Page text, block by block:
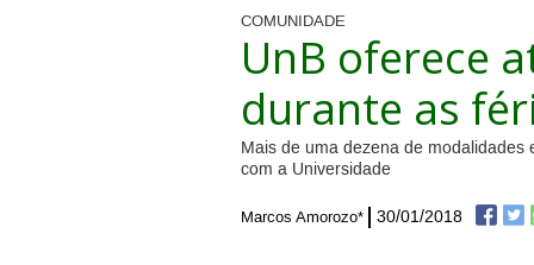
COMUNIDADE
UnB oferece
durante as
Mais de uma dezena de
com a Universidade
Marcos Amorozo* 30/01/2018